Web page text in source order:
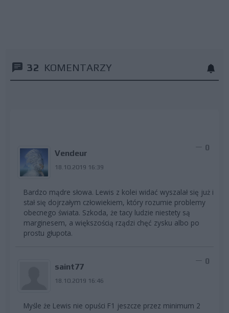
32 KOMENTARZY
Vendeur
18.10.2019 16:39
0
Bardzo mądre słowa. Lewis z kolei widać wyszalał się już i
stał się dojrzałym człowiekiem, który rozumie problemy
obecnego świata. Szkoda, że tacy ludzie niestety są
marginesem, a większością rządzi chęć zysku albo po
prostu głupota.
saint77
18.10.2019 16:46
0
Myśle że Lewis nie opuści F1 jeszcze przez minimum 2